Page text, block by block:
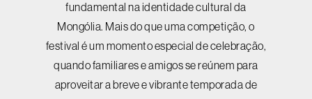
fundamental na identidade cultural da
Mongólia. Mais do que uma competição, o
festival é um momento especial de celebração,
quando familiares e amigos se reúnem para
aproveitar a breve e vibrante temporada de